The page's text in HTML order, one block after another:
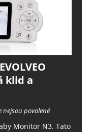
klid a
nejsou povolené
Monitor N3. Tato